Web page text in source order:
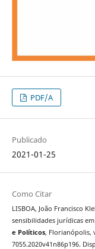
PDF/A
Publicado
2021-01-25
Como Citar
LISBOA, João Francisco
sensibilidades jurídicas
e Políticos, Florianópolis,
7055.2020v41n86p196.